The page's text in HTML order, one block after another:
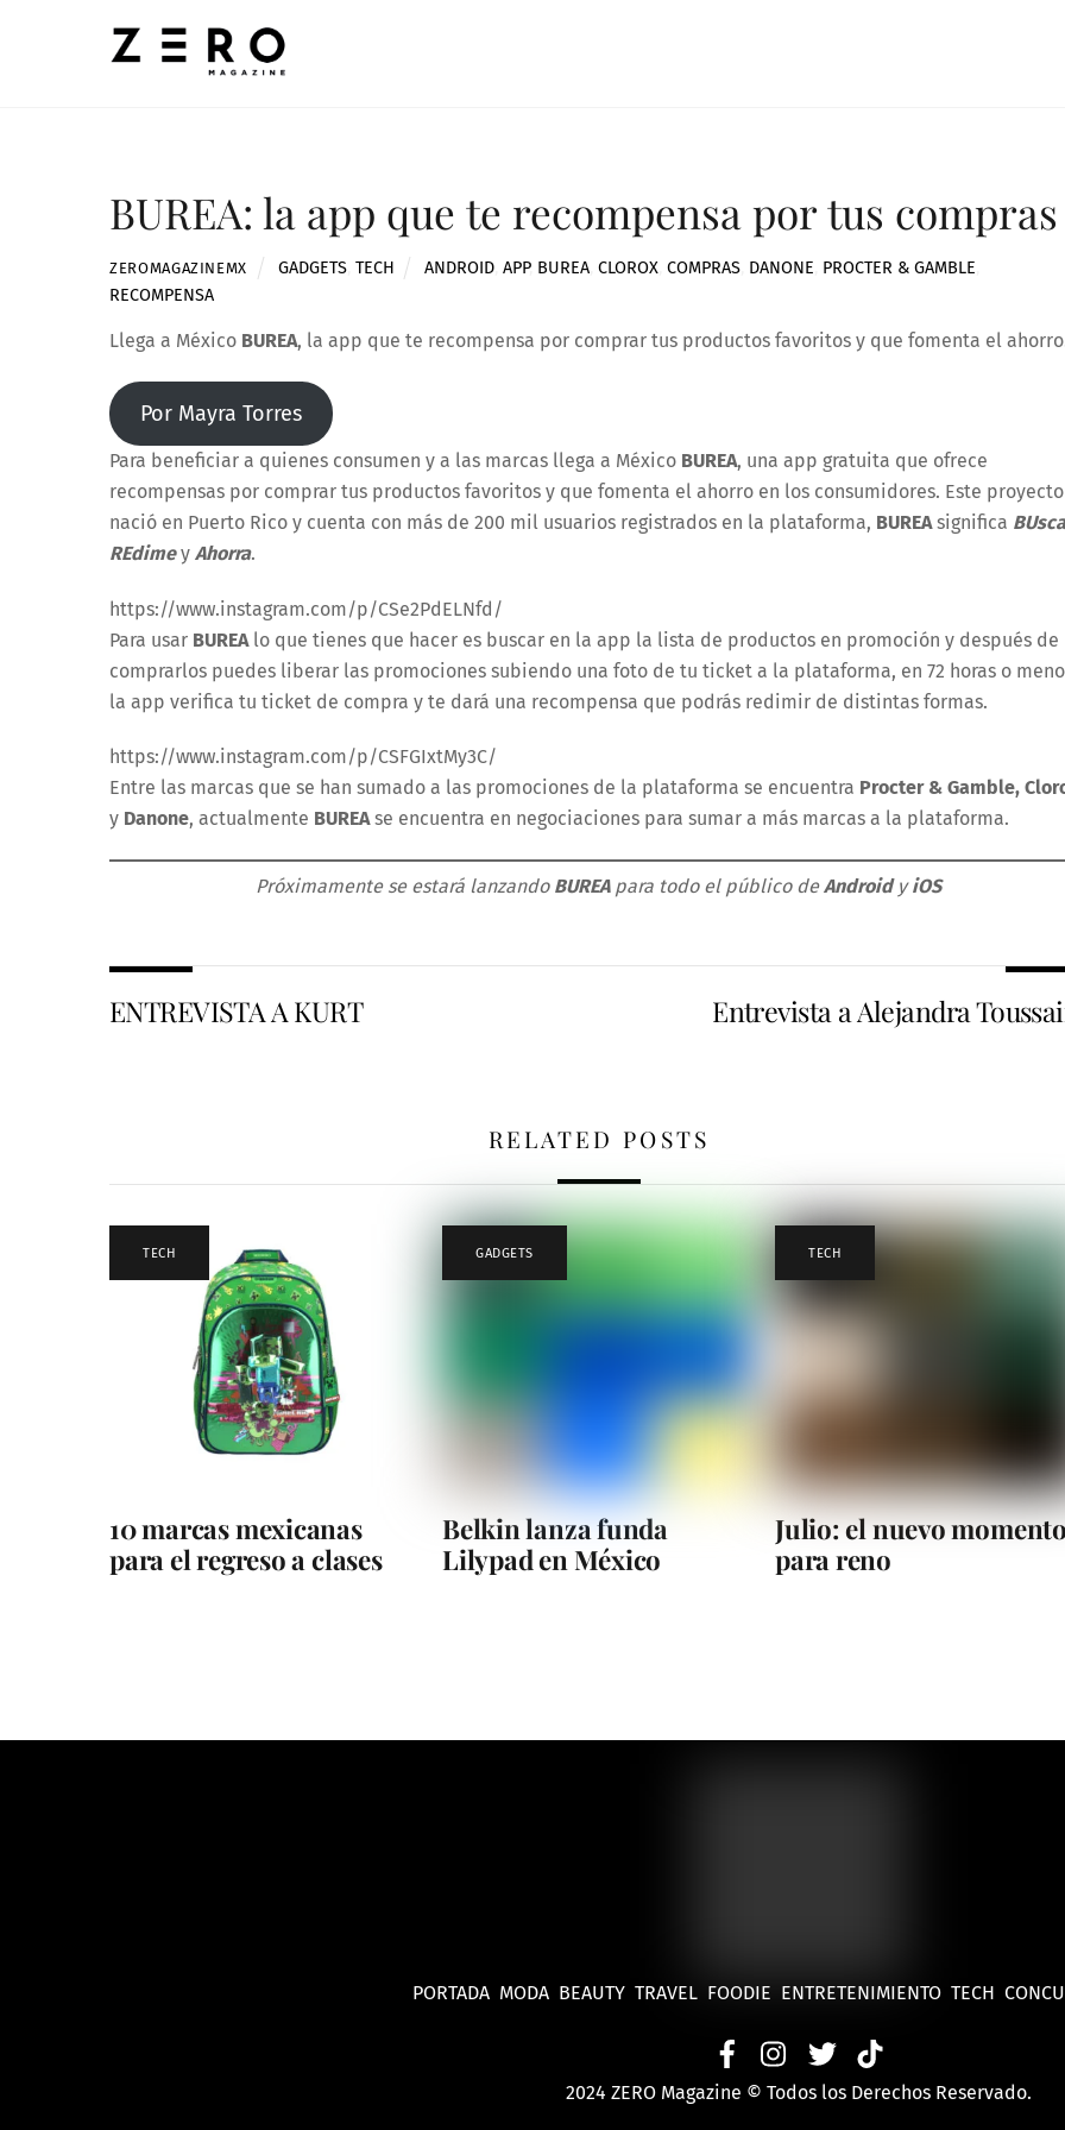
BUREA: la app que te recompensa por tus compras
ZEROMAGAZINEMX GADGETS, TECH ANDROID, APP, BUREA, CLOROX, COMPRAS, DANONE PROCTER & GAMBLE
RECOMPENSA
Llega a México BUREA, la app que te recompensa por comprar tus productos favoritos y que fomenta el
Por Mayra Torres
Para beneficiar a quienes consumen y a las marcas llega a México BUREA, una app gratuita que ofrece
recompensas por comprar tus productos favoritos y que fomenta el ahorro en los consumidores. Este proyecto
nació en Puerto Rico y cuenta con más de 200 mil usuarios registrados en la plataforma, BUREAsignifica BUsca
REdimey Ahorra.
https://www.instagram.com/p/CSe2PdELNfd/
Para usar BUREA lo que tienes que hacer es buscar en la app la lista de productos en promoción y después de
comprarlos puedes liberar las promociones subiendo una foto de tu ticket a la plataforma, en 72 horas o
la app verifica tu ticket de compra y te dará una recompensa que podrás redimir de distintas formas.
https://www.instagram.com/p/CSFGIxtMy3C/
Entre las marcas que se han sumado a las promociones de la plataforma se encuentra Procter & Gamble,
y Danone, actualmente BUREAse encuentra en negociaciones para sumar a más marcas a la plataforma.
Próximamente se estará lanzando BUREA para todo el público deAndroid yiOS
ENTREVISTA A KURT Entrevista a Alejandra
RELATED POSTS
TECH
10 marcas mexicanas
para el regreso a clases
GADGETS
Belkin lanza funda
Lilypad en México
TECH
Julio: el nuevo
para reno
PORTADA MODA BEAUTY TRAVEL FOODIE ENTRETENIMIENTO TECH
2024 ZERO Magazine © Todos los Derechos Reservado.